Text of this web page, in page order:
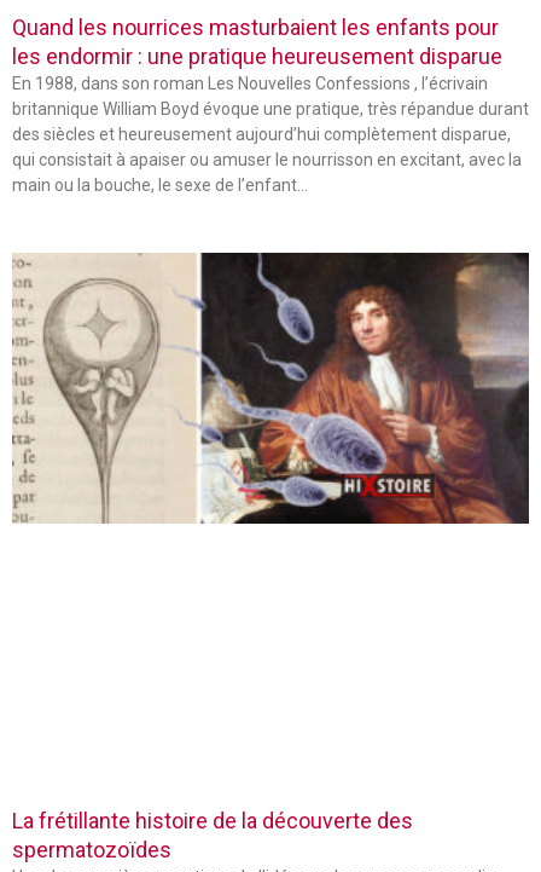
Quand les nourrices masturbaient les enfants pour
les endormir : une pratique heureusement disparue
En 1988, dans son roman Les Nouvelles Confessions , l’écrivain
britannique William Boyd évoque une pratique, très répandue durant
des siècles et heureusement aujourd’hui complètement disparue,
qui consistait à apaiser ou amuser le nourrisson en excitant, avec la
main ou la bouche, le sexe de l’enfant…
La frétillante histoire de la découverte des
spermatozoïdes